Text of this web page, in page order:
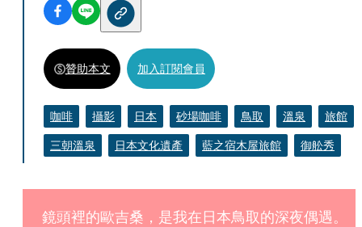
贊助本文 加入訂閱會員
咖啡 攝影 日本 砂場咖啡 鳥取 溫泉
旅館
三朝溫泉
日本文化遺產 藍之宿木屋旅館 御舩秀
鏡頭裡的歐吉桑，是我在日本鳥取的深夜偶遇。